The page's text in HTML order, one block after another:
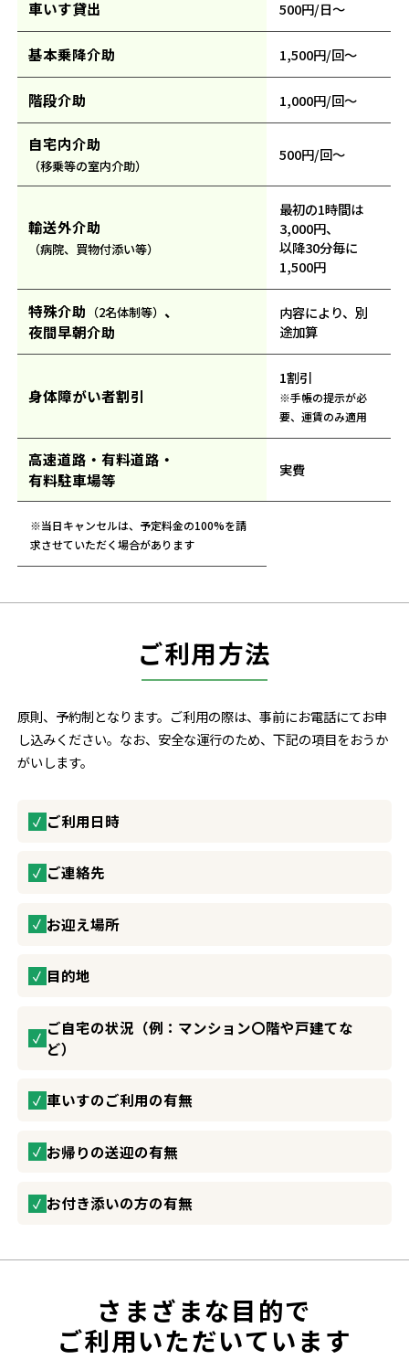
車いす貸出 500円/日～
基本乗降介助 1,500円/回～
階段介助 1,000円/回～
自宅内介助
（移乗等の室内介助）
500円/回～
輸送外介助
（病院、買物付添い等）
最初の1時間は
3,000円、
以降30分毎に
1,500円
特殊介助 （2名体制等）、
夜間早朝介助
内容により、別
途加算
身体障がい者割引
1割引
※手帳の提示が必
要、運賃のみ適用
高速道路・有料道路・
有料駐車場等
実費
※当日キャンセルは、予定料金の100%を請
求させていただく場合があります
ご利用方法
原則、予約制となります。ご利用の際は、事前にお電話にてお申
し込みください。 なお、安全な運行のため、下記の項目をおうか
がいします。
ご利用日時
ご連絡先
お迎え場所
目的地
ご自宅の状況（例：マンション〇階や戸建てな
ど）
車いすのご利用の有無
お帰りの送迎の有無
お付き添いの方の有無
さまざまな目的で
ご利用いただいています